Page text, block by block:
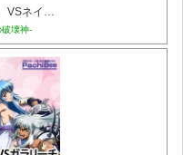
バトル系SPリーチ VSネイリーチ
壊神-